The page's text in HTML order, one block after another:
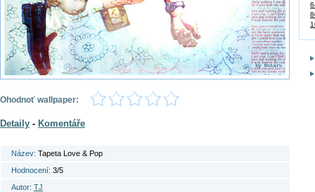
Ohodnoť wallpaper:
Detaily - Komentáře
Název: Tapeta Love & Pop
Hodnocení: 3/5
Autor: TJ